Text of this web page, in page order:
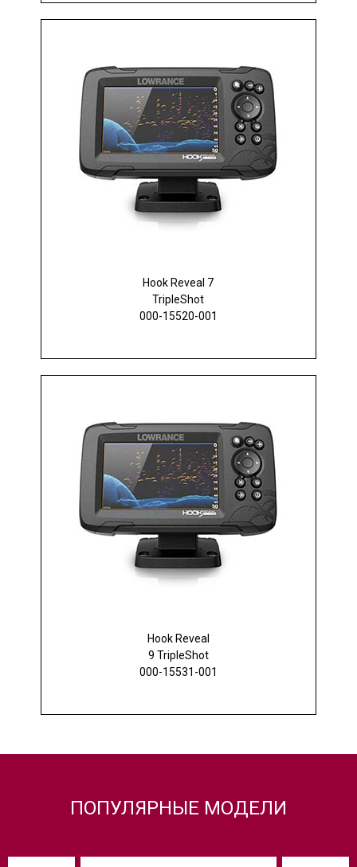
Hook Reveal 7
TripleShot
000-15520-001
Hook Reveal
9 TripleShot
000-15531-001
ПОПУЛЯРНЫЕ МОДЕЛИ